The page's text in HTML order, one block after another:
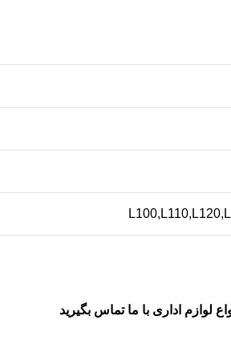
اداری با ما تماس بگیرید